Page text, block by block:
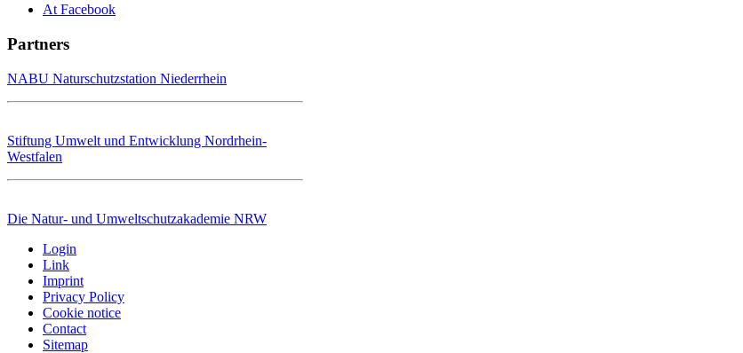
At Facebook
Partners
NABU Naturschutzstation Niederrhein
Stiftung Umwelt und Entwicklung Nordrhein-
Westfalen
Die Natur- und Umweltschutzakademie NRW
Login
Link
Imprint
Privacy Policy
Cookie notice
Contact
Sitemap